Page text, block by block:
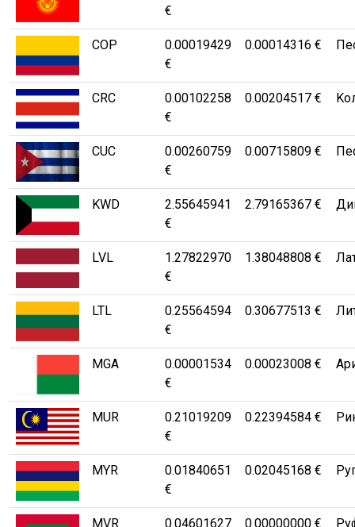
€
COP
0.00019429
€
0.00014316 €
CRC
0.00102258
€
0.00204517 €
CUC
0.00260759
€
0.00715809 €
KWD
2.55645941
€
2.79165367 €
LVL
1.27822970
€
1.38048808 €
LTL
0.25564594
€
0.30677513 €
MGA
0.00001534
€
0.00023008 €
MUR
0.21019209
€
0.22394584 €
MYR
0.01840651
€
0.02045168 €
MVR 0.04601627 0.00000000 €